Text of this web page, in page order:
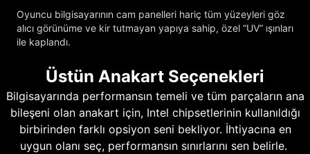
Oyuncu bilgisayarının cam panelleri hariç tüm yüzeyleri göz
alıcı görünüme ve kir tutmayan yapıya sahip, özel “UV” ışınları
ile kaplandı.
Üstün Anakart Seçenekleri
Bilgisayarında performansın temeli ve tüm parçaların ana
bileşeni olan anakart için, Intel chipsetlerinin kullanıldığı
birbirinden farklı opsiyon seni bekliyor. İhtiyacına en
uygun olanı seç, performansın sınırlarını sen belirle.